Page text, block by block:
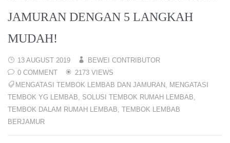
JAMURAN DENGAN 5 LANGKAH
MUDAH!
13 AUGUST 2019
BEWEI CONTRIBUTOR
0 COMMENT
2173 VIEWS
MENGATASI TEMBOK LEMBAB DAN JAMURAN
MENGATASI
TEMBOK YG LEMBAB
SOLUSI TEMBOK RUMAH LEMBAB
TEMBOK DALAM RUMAH LEMBAB TEMBOK LEMBAB
BERJAMUR